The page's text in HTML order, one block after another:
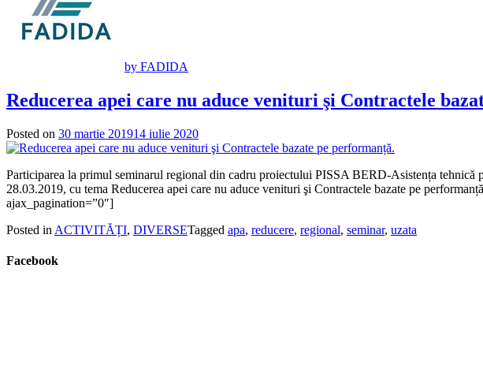
by FADIDA
Reducerea apei care nu aduce venituri şi Contractele
Posted on 30 martie 201914 iulie 2020
Participarea la primul seminarul regional din cadru proiectului PISSA BERD-Asistența
28.03.2019, cu tema Reducerea apei care nu aduce venituri şi Contractele bazate pe
ajax_pagination=”0″]
Posted in ACTIVITĂȚI, DIVERSETagged apa, reducere, regional, seminar, uzata
Facebook